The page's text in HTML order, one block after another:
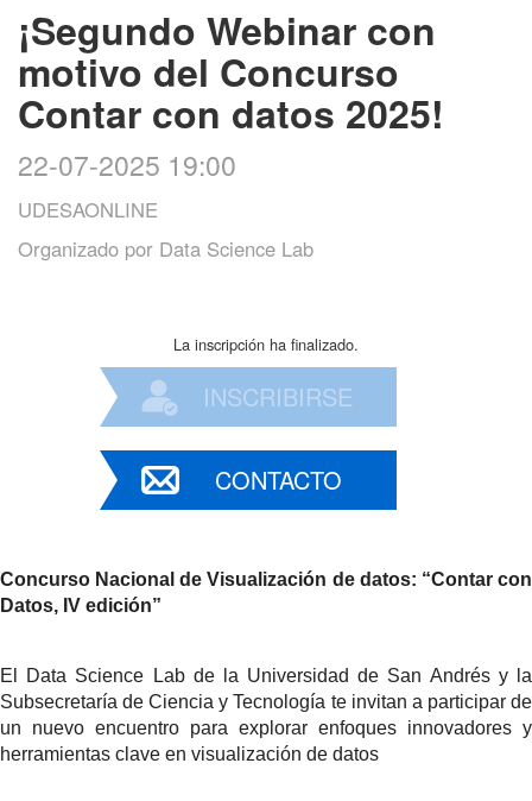
¡Segundo Webinar con
motivo del Concurso
Contar con datos 2025!
22-07-2025 19:00
UDESAONLINE
Organizado por Data Science Lab
La inscripción ha finalizado.
INSCRIBIRSE
CONTACTO
Concurso Nacional de Visualización de datos: “Contar con
Datos, IV edición”
El Data Science Lab de la Universidad de San Andrés y la
Subsecretaría de Ciencia y Tecnología te invitan a participar de
un nuevo encuentro para explorar enfoques innovadores y
herramientas clave en visualización de datos